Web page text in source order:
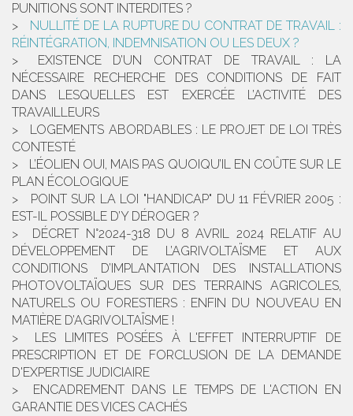
PUNITIONS SONT INTERDITES ?
NULLITÉ DE LA RUPTURE DU CONTRAT DE TRAVAIL :
RÉINTÉGRATION, INDEMNISATION OU LES DEUX ?
EXISTENCE D’UN CONTRAT DE TRAVAIL : LA
NÉCESSAIRE RECHERCHE DES CONDITIONS DE FAIT
DANS LESQUELLES EST EXERCÉE L’ACTIVITÉ DES
TRAVAILLEURS
LOGEMENTS ABORDABLES : LE PROJET DE LOI TRÈS
CONTESTÉ
L’ÉOLIEN OUI, MAIS PAS QUOIQU’IL EN COÛTE SUR LE
PLAN ÉCOLOGIQUE
POINT SUR LA LOI "HANDICAP" DU 11 FÉVRIER 2005 :
EST-IL POSSIBLE D’Y DÉROGER ?
DÉCRET N°2024-318 DU 8 AVRIL 2024 RELATIF AU
DÉVELOPPEMENT DE L’AGRIVOLTAÏSME ET AUX
CONDITIONS D’IMPLANTATION DES INSTALLATIONS
PHOTOVOLTAÏQUES SUR DES TERRAINS AGRICOLES,
NATURELS OU FORESTIERS : ENFIN DU NOUVEAU EN
MATIÈRE D’AGRIVOLTAÏSME !
LES LIMITES POSÉES À L'EFFET INTERRUPTIF DE
PRESCRIPTION ET DE FORCLUSION DE LA DEMANDE
D'EXPERTISE JUDICIAIRE
ENCADREMENT DANS LE TEMPS DE L'ACTION EN
GARANTIE DES VICES CACHÉS